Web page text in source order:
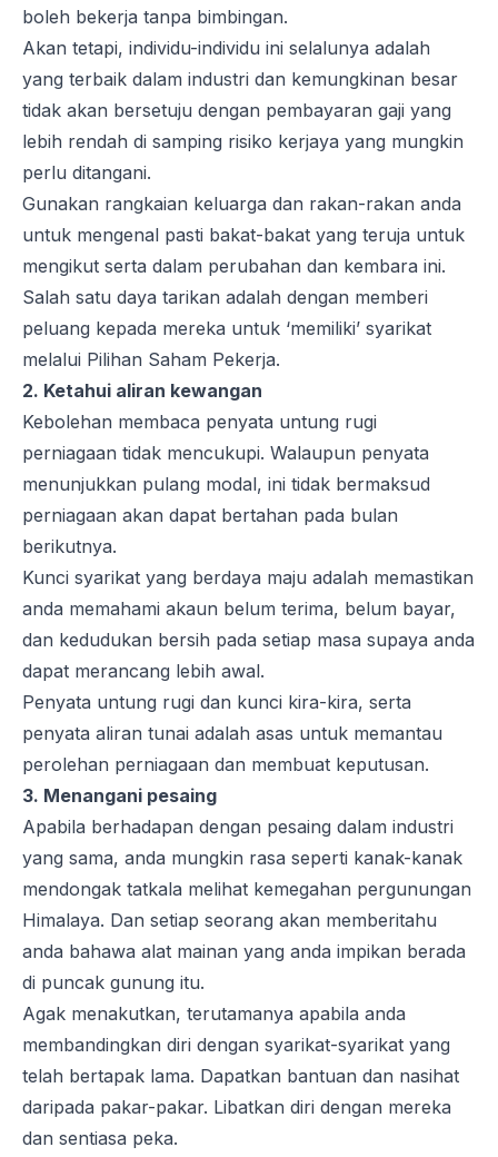
boleh bekerja tanpa bimbingan.
Akan tetapi, individu-individu ini selalunya adalah
yang terbaik dalam industri dan kemungkinan besar
tidak akan bersetuju dengan pembayaran gaji yang
lebih rendah di samping risiko kerjaya yang mungkin
perlu ditangani.
Gunakan rangkaian keluarga dan rakan-rakan anda
untuk mengenal pasti bakat-bakat yang teruja untuk
mengikut serta dalam perubahan dan kembara ini.
Salah satu daya tarikan adalah dengan memberi
peluang kepada mereka untuk ‘memiliki’ syarikat
melalui Pilihan Saham Pekerja.
2. Ketahui aliran kewangan
Kebolehan membaca penyata untung rugi
perniagaan tidak mencukupi. Walaupun penyata
menunjukkan pulang modal, ini tidak bermaksud
perniagaan akan dapat bertahan pada bulan
berikutnya.
Kunci syarikat yang berdaya maju adalah memastikan
anda memahami akaun belum terima, belum bayar,
dan kedudukan bersih pada setiap masa supaya anda
dapat merancang lebih awal.
Penyata untung rugi dan kunci kira-kira, serta
penyata aliran tunai adalah asas untuk memantau
perolehan perniagaan dan membuat keputusan.
3. Menangani pesaing
Apabila berhadapan dengan pesaing dalam industri
yang sama, anda mungkin rasa seperti kanak-kanak
mendongak tatkala melihat kemegahan pergunungan
Himalaya. Dan setiap seorang akan memberitahu
anda bahawa alat mainan yang anda impikan berada
di puncak gunung itu.
Agak menakutkan, terutamanya apabila anda
membandingkan diri dengan syarikat-syarikat yang
telah bertapak lama. Dapatkan bantuan dan nasihat
daripada pakar-pakar. Libatkan diri dengan mereka
dan sentiasa peka.